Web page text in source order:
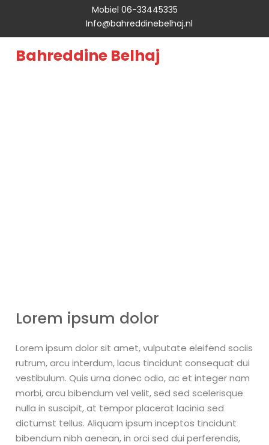
Mobiel 06-33445335
Info@bahreddinebelhaj.nl
Bahreddine Belhaj
Lorem ipsum dolor
Lorem ipsum dolor sit amet, vulputate eleifend sociis
rutrum, arcu interdum, lacus tincidunt consequat dui
vestibulum. Quis urna donec odio, ac et integer nam
morbi, arcu bibendum vel velit, sed sed scelerisque
nulla in suscipit, at tempor placerat lacinia sed
dictumst tellus. Aliquam ipsum inceptos tincidunt
bibendum nibh aenean, in orci sed dui perferendis,